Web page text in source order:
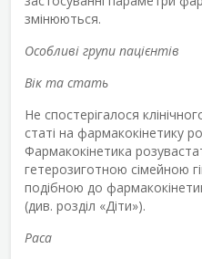
змінюються.
Особливі групи пацієнтів
Вік та стать
Не спостерігалося
статі на фармакокінетику
Фармакокінетика
гетерозиготною сімейною
подібною до
(див. розділ «Діти»).
Раса